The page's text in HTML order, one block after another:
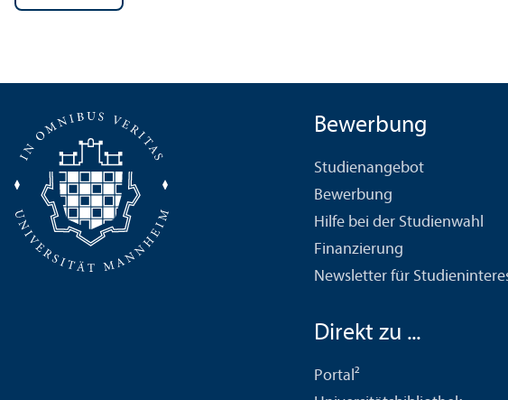
Bewerbung
Studien­angebot
Bewerbung
Hilfe bei der Studien­wahl
Finanzierung
Newsletter für
Direkt zu ...
Portal²